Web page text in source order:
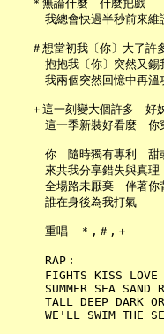
   ＊無論什麼　什麼把戲
我總會快過半秒前來維
＃想當初我〔你〕大了許
抱抱我〔你〕突然又錫
我兩個突然回憶中再溫
＋這一刻變大個許多　好
這一季新裝好看麼　你
你　隨時獨有專利　甜
     來共我分享錯失與真理
全場路未厭棄　伴著你
     誰在身後為我打氣
     重唱　＊,＃,＋
     RAP︰
FIGHTS KISS LOVE
SUMMER SEA SAND
TALL DEEP DARK
WE'LL SWIM THE